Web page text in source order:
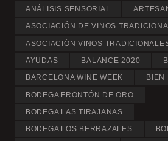
ANÁLISIS SENSORIAL
ASOCIACIÓN DE VINOS
ASOCIACIÓN VINOS
AYUDAS BALANCE 2020
BARCELONA WINE WEEK BIEN
BODEGA FRONTÓN DE ORO
BODEGA LAS TIRAJANAS
BODEGA LOS BERRAZALES